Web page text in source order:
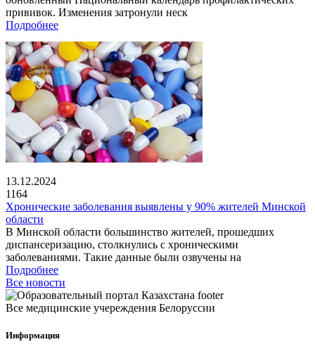
прививок. Изменения затронули неск
Подробнее
13.12.2024
1164
Хронические заболевания выявлены у 90% жителей Минской
области
В Минской области большинство жителей, прошедших
диспансеризацию, столкнулись с хроническими
заболеваниями. Такие данные были озвучены на
Подробнее
Все новости
Все медицинские учереждения Белоруссии
Информация